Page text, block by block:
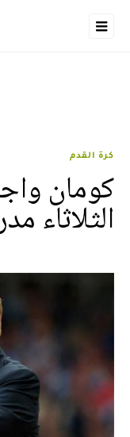
كرة القدم
كومان
الثلاثاء